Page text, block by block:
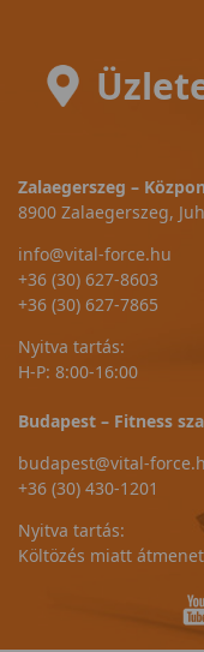
Zalaegerszeg –
8900 Zalaegerszeg,
info@vital-force.hu
+36 (30) 627-8603
+36 (30) 627-7865
Nyitva tartás:
H-P: 8:00-16:00
Budapest – Fitness
budapest@vital-
+36 (30) 430-1201
Nyitva tartás:
Költözés miatt